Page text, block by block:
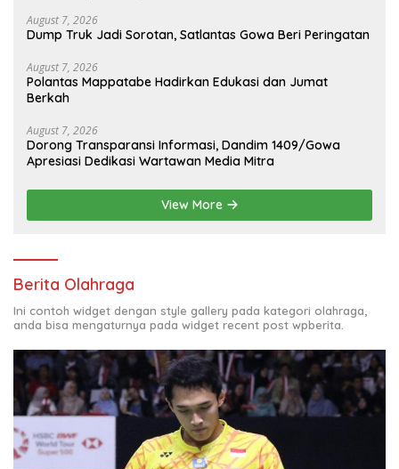
August 7, 2026
Dump Truk Jadi Sorotan, Satlantas Gowa Beri Peringatan
August 7, 2026
Polantas Mappatabe Hadirkan Edukasi dan Jumat
Berkah
August 7, 2026
Dorong Transparansi Informasi, Dandim 1409/Gowa
Apresiasi Dedikasi Wartawan Media Mitra
View More
Berita Olahraga
Ini contoh widget dengan style gallery pada kategori olahraga,
anda bisa mengaturnya pada widget recent post wpberita.